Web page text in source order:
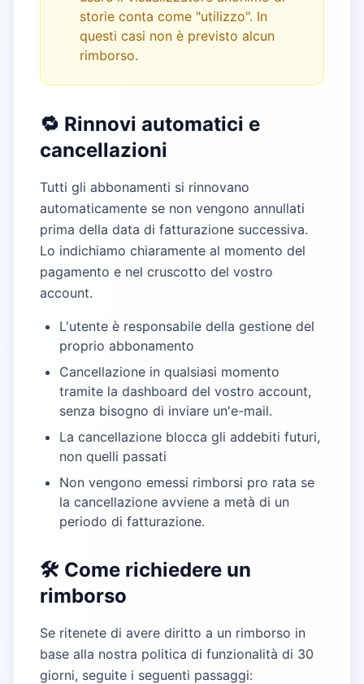
storie conta come "utilizzo". In
questi casi non è previsto alcun
rimborso.
🔁 Rinnovi automatici e
cancellazioni
Tutti gli abbonamenti si rinnovano
automaticamente se non vengono annullati
prima della data di fatturazione successiva.
Lo indichiamo chiaramente al momento del
pagamento e nel cruscotto del vostro
account.
L'utente è responsabile della gestione del
proprio abbonamento
Cancellazione in qualsiasi momento
tramite la dashboard del vostro account,
senza bisogno di inviare un'e-mail.
La cancellazione blocca gli addebiti futuri,
non quelli passati
Non vengono emessi rimborsi pro rata se
la cancellazione avviene a metà di un
periodo di fatturazione.
🛠️ Come richiedere un
rimborso
Se ritenete di avere diritto a un rimborso in
base alla nostra politica di funzionalità di 30
giorni, seguite i seguenti passaggi: